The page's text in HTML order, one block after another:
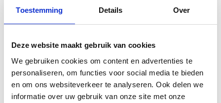
Toestemming Details Over
Deze website maakt gebruik van cookies
We gebruiken cookies om content en advertenties te
personaliseren, om functies voor social media te bieden
en om ons websiteverkeer te analyseren. Ook delen we
informatie over uw gebruik van onze site met onze
Gerelateerde
producten